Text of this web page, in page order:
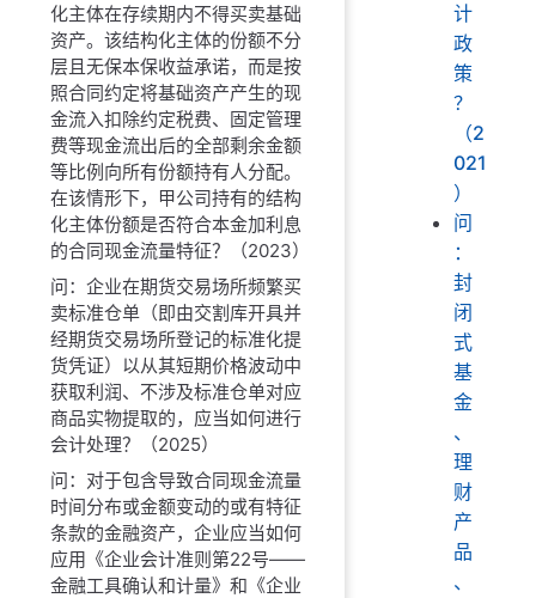
化主体在存续期内不得买卖基础
资产。该结构化主体的份额不分
层且无保本保收益承诺，而是按
照合同约定将基础资产产生的现
金流入扣除约定税费、固定管理
费等现金流出后的全部剩余金额
等比例向所有份额持有人分配。
在该情形下，甲公司持有的结构
化主体份额是否符合本金加利息
的合同现金流量特征？（2023）
问：企业在期货交易场所频繁买
卖标准仓单（即由交割库开具并
经期货交易场所登记的标准化提
货凭证）以从其短期价格波动中
获取利润、不涉及标准仓单对应
商品实物提取的，应当如何进行
会计处理？（2025）
问：对于包含导致合同现金流量
时间分布或金额变动的或有特征
条款的金融资产，企业应当如何
应用《企业会计准则第22号——
金融工具确认和计量》和《企业
计
政
策
？
（2
021
）
问
：
封
闭
式
基
金
、
理
财
产
品
、